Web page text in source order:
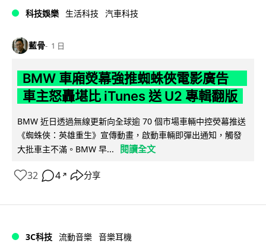
科技娛樂 生活科技 汽車科技
藍骨 1 日
BMW 車廂熒幕強推蜘蛛俠電影廣告
車主怒轟堪比 iTunes 送 U2 專輯翻版
BMW 近日透過無線更新向全球逾 70 個市場車輛中控熒幕推送
《蜘蛛俠：英雄重生》宣傳動畫，啟動車輛即彈出通知，觸發
大批車主不滿。BMW 早...
閱讀全文
32 4 ↗ 分享
3C科技 流動音樂 音樂耳機